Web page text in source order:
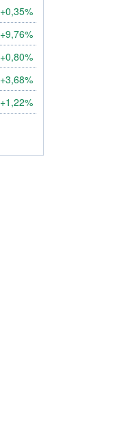
+0,35%
+9,76%
+0,80%
+3,68%
+1,22%